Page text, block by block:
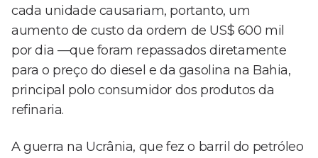
cada unidade causariam, portanto, um
aumento de custo da ordem de US$ 600 mil
por dia —que foram repassados diretamente
para o preço do diesel e da gasolina na Bahia,
principal polo consumidor dos produtos da
refinaria.
A guerra na Ucrânia, que fez o barril do petróleo